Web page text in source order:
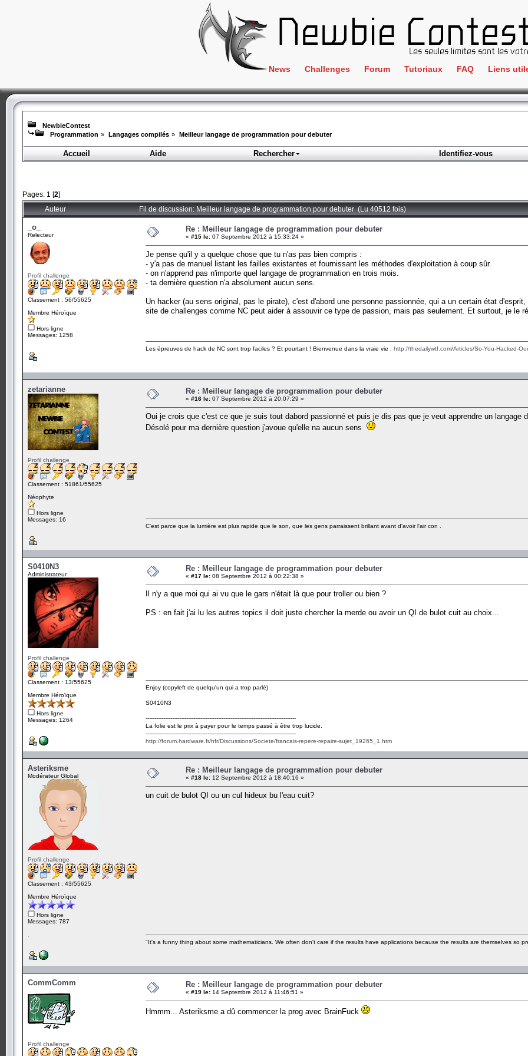
News Challenges
Crackme
ClientSide
Forensics
Programmation
Stéganographie
Wargame
Tous les challenges
Forum Tutoriaux FAQ Liens
IRC
NewbieContest
Programmation » Langages compilés » Meilleur langage de programmation pour debuter
Accueil
Aide Rechercher Identifiez-vous
Pages: 1 [2]
Auteur Fil de discussion: Meilleur langage de programmation pour debuter (Lu 40512 fois)
_o_
Relecteur
Profil challenge
Classement : 56/55625
Membre Héroïque
Hors ligne
Messages: 1258
Re : Meilleur langage de programmation pour debuter
« #15 le: 07 Septembre 2012 à 15:33:24 »
Je pense qu'il y a quelque chose que tu n'as pas bien compris :
- y'a pas de manuel listant les failles existantes et fournissant les méthodes d'exploitation à coup sûr.
- on n'apprend pas n'importe quel langage de programmation en trois mois.
- ta dernière question n'a absolument aucun sens.
Un hacker (au sens original, pas le pirate), c'est d'abord une personne passionnée, qui a un certain état
site de challenges comme NC peut aider à assouvir ce type de passion, mais pas seulement. Et surtout, je le
Les épreuves de hack de NC sont trop faciles ? Et pourtant ! Bienvenue dans la vraie vie : http://thedailywtf.com/Articles/So-You-Hacked-
zetarianne
Profil challenge
Classement : 51861/55625
Néophyte
Hors ligne
Messages: 16
Re : Meilleur langage de programmation pour debuter
« #16 le: 07 Septembre 2012 à 20:07:29 »
Oui je crois que c'est ce que je suis tout dabord passionné et puis je dis pas que je veut apprendre un langage
Désolé pour ma dernière question j'avoue qu'elle na aucun sens
C'est parce que la lumière est plus rapide que le son, que les gens parraissent brillant avant d'avoir l'air con .
S0410N3
Administrateur
Profil challenge
Classement : 13/55625
Membre Héroïque
Hors ligne
Messages: 1264
Re : Meilleur langage de programmation pour debuter
« #17 le: 08 Septembre 2012 à 00:22:38 »
Il n'y a que moi qui ai vu que le gars n'était là que pour troller ou bien ?
PS : en fait j'ai lu les autres topics il doit juste chercher la merde ou avoir un QI de bulot cuit au choix...
Enjoy (copyleft de quelqu'un qui a trop parlé)
S0410N3
-------------------------------------------------------------------------------------
La folie est le prix à payer pour le temps passé à être trop lucide.
-------------------------------------------------------------------------------------
http://forum.hardware.fr/hfr/Discussions/Societe/francais-repere-repaire-sujet_19265_1.htm
Asteriksme
Modérateur Global
Profil challenge
Classement : 43/55625
Membre Héroïque
Hors ligne
Messages: 787
Re : Meilleur langage de programmation pour debuter
« #18 le: 12 Septembre 2012 à 18:40:16 »
un cuit de bulot QI ou un cul hideux bu l'eau cuit?
"It's a funny thing about some mathematicians. We often don't care if the results have applications because the results are themselves so
CommComm
Profil challenge
Re : Meilleur langage de programmation pour debuter
« #19 le: 14 Septembre 2012 à 11:46:51 »
Hmmm... Asteriksme a dû commencer la prog avec BrainFuck